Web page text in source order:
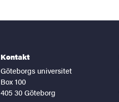
Kontakt
Göteborgs universitet
Box 100
405 30 Göteborg